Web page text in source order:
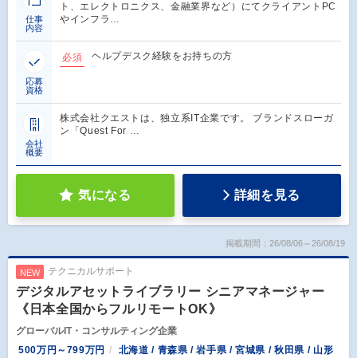
仕事
内容
ト、エレクトロニクス、金融業界など）にてクライアントPC
やインフラ…
応募
資格
必須 ヘルプデスク経験をお持ちの方
会社
概要
株式会社クエストは、独立系IT企業です。 ブランドスローガ
ン「Quest For …
気になる 詳細を見る
掲載期間：26/08/06～26/08/19
NEW テクニカルサポート
デジタルアセットライブラリー シニアマネージャー
《日本全国からフルリモートOK》
グローバルIT・コンサルティング企業
500万円～799万円
北海道 / 青森県 / 岩手県 / 宮城県 / 秋田県 / 山形